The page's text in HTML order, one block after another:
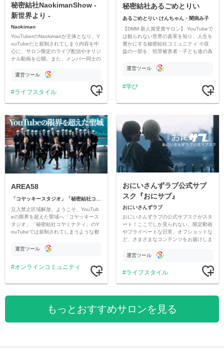
秘密結社NaokimanShow -
新世界より -
Naokiman
YouTuberのNaokimanが主体となり、Y
ouTubeだと規制されてしまう内容を中
心に、サロン限定のライブ配信やオリジ
ナル動画を公開。また、メンバー同士の
ただいています。
運営ツール
ライフスタイル
秘密結社あるごめとりい
あるごめとりい けんちゃん・闇病み子
【DMM 新人賞受賞サロン】 YouTubeで
は観られない世界の真実を知り、人生を
豊かにする秘密結社コミュニティ ※収
益の一部を、犯罪被害者・子ども達の為
す運営ツール
学び
AREA58
立入禁止区域解放。ようこそ、YouTub
eの限界を超えた聖域へ「コヤッキース
タジオ」「秘密結社コヤミナティ」のY
ouTubeでは規制されてしまうような都
公開。
運営ツール
オンラインコミュニティ
おにいさんずラブ公式サブ
スク『おにサブ』
おにいさんずラブ
おにいさんずラブの公式サブスクがスタ
ート！ここでしか見られない、限定動画
やプライベートな日常、オフショットな
ど、さまざまなコンテンツをお届けしま
運営ツール
ライフスタイル
もっとおすすめサロンを見る